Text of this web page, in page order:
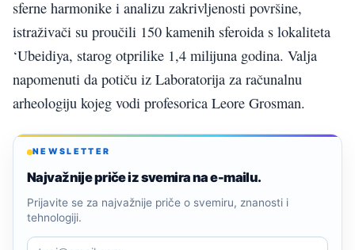
sferne harmonike i analizu zakrivljenosti površine,
istraživači su proučili 150 kamenih sferoida s lokaliteta
‘Ubeidiya, starog otprilike 1,4 milijuna godina. Valja
napomenuti da potiču iz Laboratorija za računalnu
arheologiju kojeg vodi profesorica Leore Grosman.
NEWSLETTER
Najvažnije priče iz svemira na e-mailu.
Prijavite se za najvažnije priče o svemiru, znanosti i
tehnologiji.